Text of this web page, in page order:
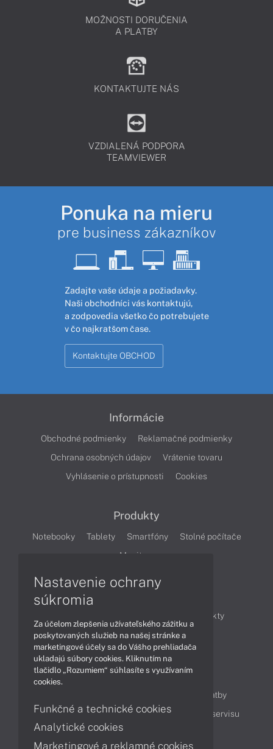
MOŽNOSTI DORUČENIA
A PLATBY
KONTAKTUJTE NÁS
VZDIALENÁ PODPORA
TEAMVIEWER
Ponuka na mieru
pre business zákazníkov
Zadajte vaše údaje a požiadavky.
Naši obchodníci vás kontaktujú,
a zodpovedia všetko čo potrebujete
v čo najkratšom čase.
Kontaktujte OBCHOD
Informácie
Obchodné podmienky
Reklamačné podmienky
Ochrana osobných údajov
Vrátenie tovaru
Vyhlásenie o prístupnosti
Cookies
Produkty
Notebooky Tablety Smartfóny
Stolné počítače
Monitory
Produkty
Technológie
Videá
Obsah
Možnosti doručenia a platby
Podpora a servis
Servisné služby Cenník servisu
Nastavenie ochrany
súkromia
Za účelom zlepšenia užívateľského zážitku a
poskytovaných služieb na našej stránke a
marketingové účely sa do Vášho prehliadača
ukladajú súbory cookies. Kliknutím na
tlačidlo „Rozumiem“ súhlasíte s využívaním
cookies.
Funkčné a technické cookies
Analytické cookies
Marketingové a reklamné cookies